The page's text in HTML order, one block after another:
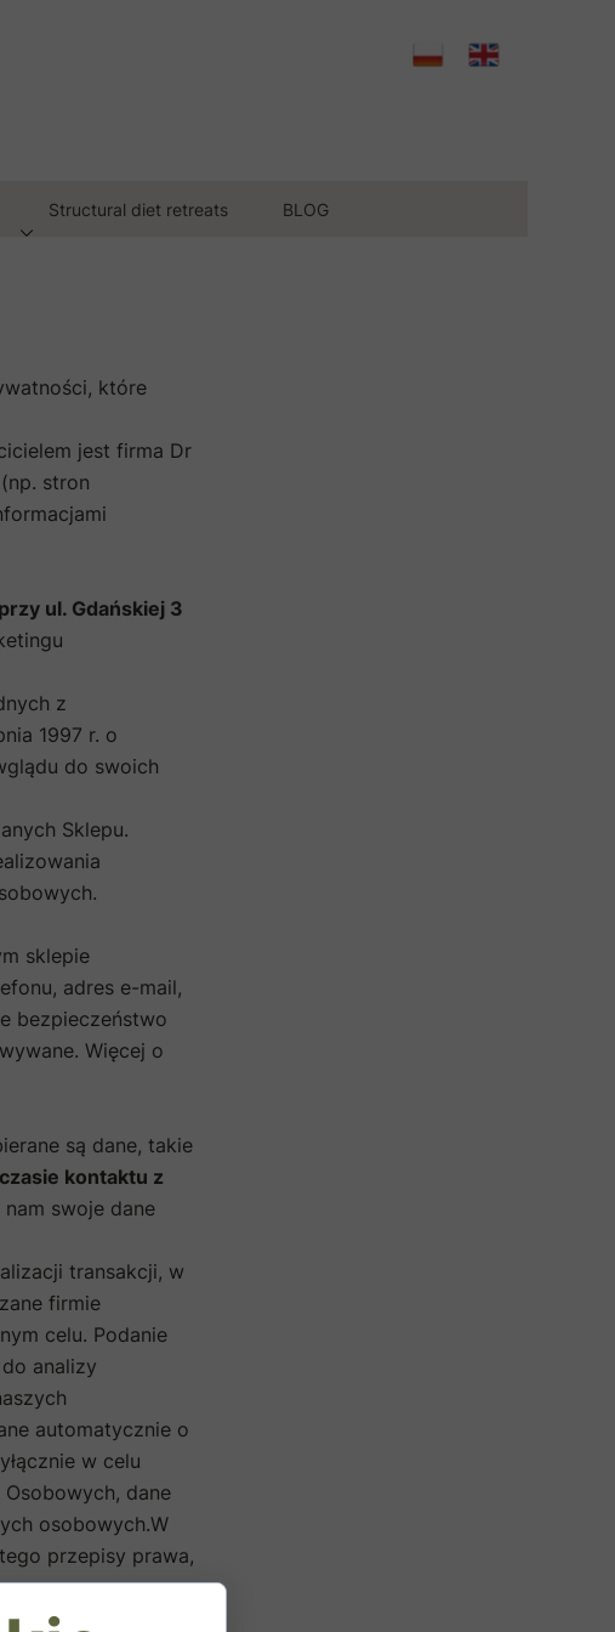
które
jest firma Dr
stron
ul. Gdańskiej 3
z
1997 r. o
do swoich
Sklepu.
sklepie
adres e-mail,
bezpieczeństwo
Więcej o
są dane, takie
kontaktu z
swoje dane
transakcji, w
firmie
celu. Podanie
analizy
automatycznie o
w celu
dane
osobowych.W
przepisy prawa,
Structural diet retreats BLOG